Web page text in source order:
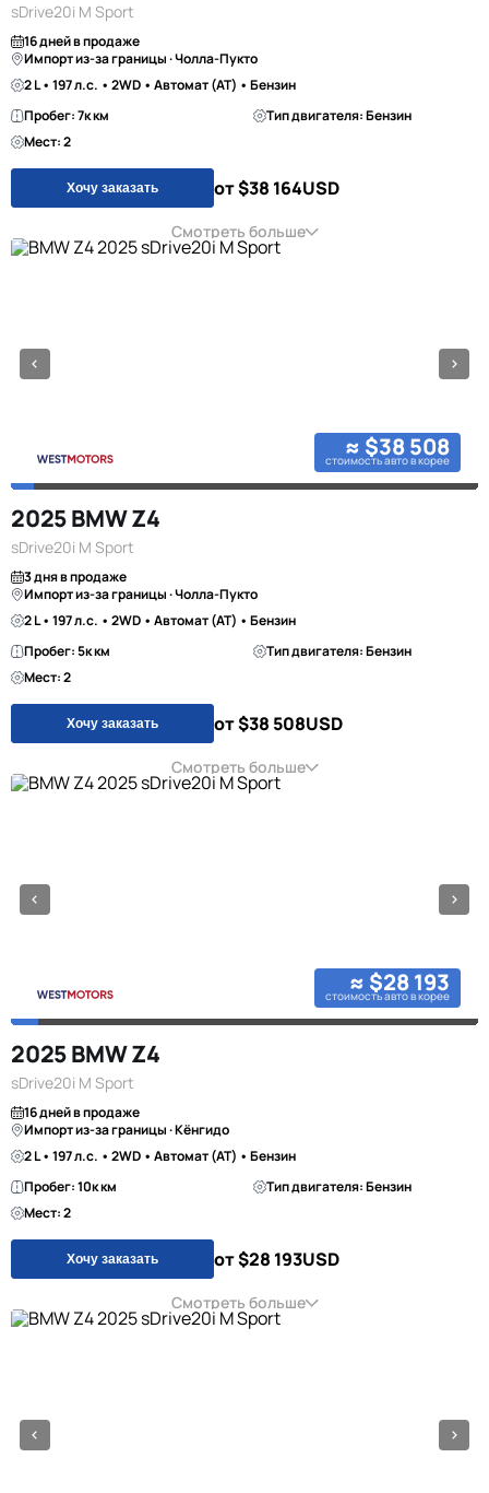
sDrive20i M Sport
16 дней в продаже
Импорт из-за границы · Чолла-Пукто
2 L • 197 л.с. • 2WD • Автомат (AT) • Бензин
Пробег: 7к км
Тип двигателя: Бензин
Мест: 2
Хочу заказать от $38 164USD
Смотреть больше
≈ $38 508
стоимость авто в корее
2025 BMW Z4
sDrive20i M Sport
3 дня в продаже
Импорт из-за границы · Чолла-Пукто
2 L • 197 л.с. • 2WD • Автомат (AT) • Бензин
Пробег: 5к км
Тип двигателя: Бензин
Мест: 2
Хочу заказать от $38 508USD
Смотреть больше
≈ $28 193
стоимость авто в корее
2025 BMW Z4
sDrive20i M Sport
16 дней в продаже
Импорт из-за границы · Кёнгидо
2 L • 197 л.с. • 2WD • Автомат (AT) • Бензин
Пробег: 10к км
Тип двигателя: Бензин
Мест: 2
Хочу заказать от $28 193USD
Смотреть больше